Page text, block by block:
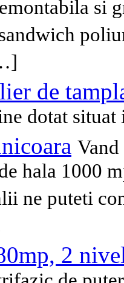
si
de
dotat situat
hala 1000
ne puteti
2